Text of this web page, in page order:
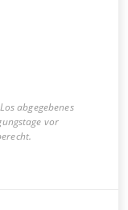
abgegebenes
vor